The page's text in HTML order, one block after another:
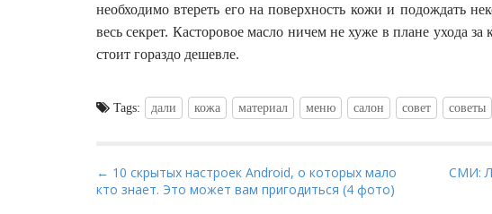
необходимо втереть его на поверхность кожи и подождать
весь секрет. Касторовое масло ничем не хуже в плане ухода
стоит гораздо дешевле.
Tags: дали кожа материал меню салон совет советы
P
o
← 10 скрытых настроек Android, о которых мало
кто знает. Это может вам пригодиться (4 фото)
СМИ: